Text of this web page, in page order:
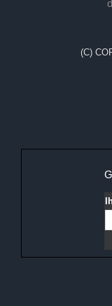
(C)